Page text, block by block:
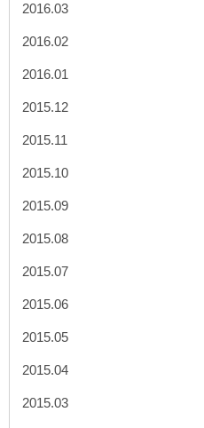
2016.03
2016.02
2016.01
2015.12
2015.11
2015.10
2015.09
2015.08
2015.07
2015.06
2015.05
2015.04
2015.03